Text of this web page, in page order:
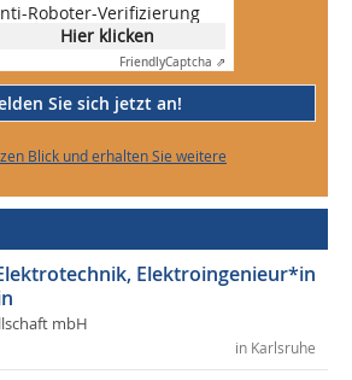
Roboter-Verifizierung
Hier klicken
FriendlyCaptcha ⇗
Sie sich jetzt an!
Blick und erhalten Sie weitere
Elektroingenieur*in
mbH
in Karlsruhe